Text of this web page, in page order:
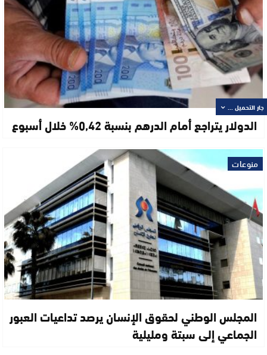
الدولار يتراجع أمام الدرهم بنسبة 0,42% خلال أسبوع
منوعات
المجلس الوطني لحقوق الإنسان يرصد تداعيات العبور
الجماعي إلى سبتة ومليلية
جار التحميل ...